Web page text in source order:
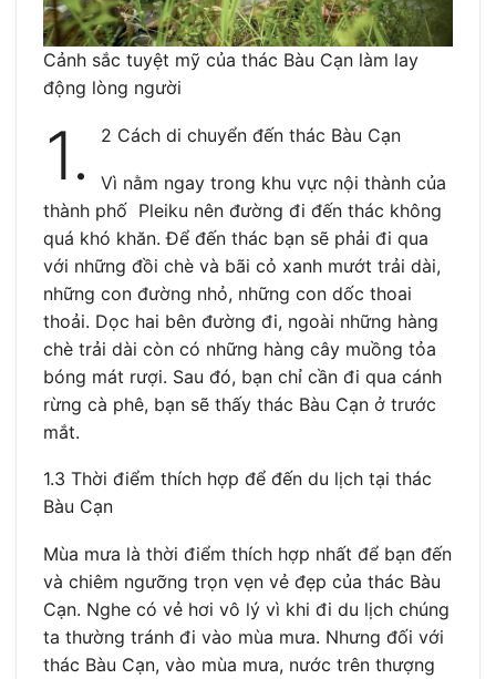
Cảnh sắc tuyệt mỹ của thác Bàu Cạn làm lay
động lòng người
1. 2 Cách di chuyển đến thác Bàu Cạn
Vì nằm ngay trong khu vực nội thành của
thành phố Pleiku nên đường đi đến thác không
quá khó khăn. Để đến thác bạn sẽ phải đi qua
với những đồi chè và bãi cỏ xanh mướt trải dài,
những con đường nhỏ, những con dốc thoai
thoải. Dọc hai bên đường đi, ngoài những hàng
chè trải dài còn có những hàng cây muồng tỏa
bóng mát rượi. Sau đó, bạn chỉ cần đi qua cánh
rừng cà phê, bạn sẽ thấy thác Bàu Cạn ở trước
mắt.
1.3 Thời điểm thích hợp để đến du lịch tại thác
Bàu Cạn
Mùa mưa là thời điểm thích hợp nhất để bạn đến
và chiêm ngưỡng trọn vẹn vẻ đẹp của thác Bàu
Cạn. Nghe có vẻ hơi vô lý vì khi đi du lịch chúng
ta thường tránh đi vào mùa mưa. Nhưng đối với
thác Bàu Cạn, vào mùa mưa, nước trên thượng